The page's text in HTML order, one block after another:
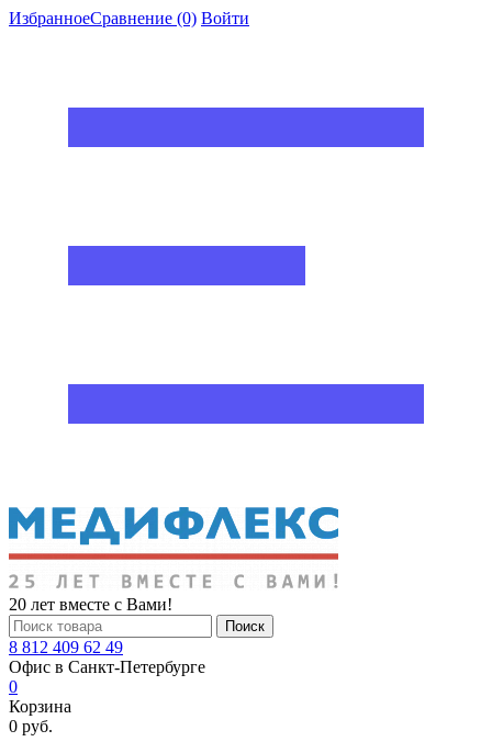
ИзбранноеСравнение (0) Войти
20 лет вместе с Вами!
Поиск
8 812 409 62 49
Офис в Санкт-Петербурге
0
Корзина
0 руб.